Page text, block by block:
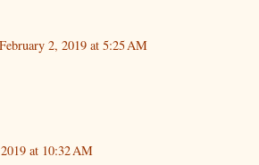
February 2, 2019 at 5:25 AM
at 10:32 AM